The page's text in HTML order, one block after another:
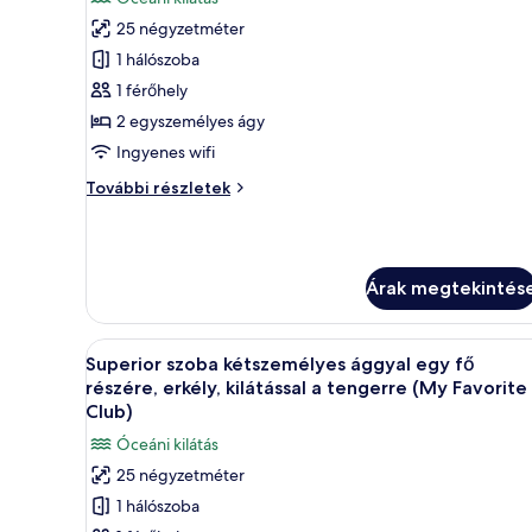
részletei
összes
képének
megtekintése:
Szoba
kétszemélyes
ággyal
fő
a
tengerre
25 négyzetméter
1 hálószoba
1 férőhely
2 egyszemélyes ágy
Ingyenes wifi
További részletek
Szoba
erkély,
kilátással
a
tengerre
további
részletei
Árak
A
következő
szoba
összes
képének
megtekintése:
Superior
Egy erkély, ahonnan a
13
Superior szoba kétszemélyes ággyal egy fő
részére, erkély, kilátással a tengerre (My Favorite
Club)
Óceáni kilátás
25 négyzetméter
1 hálószoba